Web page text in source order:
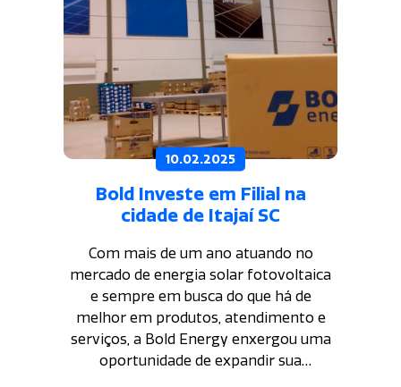
10.02.2025
Bold Investe em Filial na
cidade de Itajaí SC
Com mais de um ano atuando no
mercado de energia solar fotovoltaica
e sempre em busca do que há de
melhor em produtos, atendimento e
serviços, a Bold Energy enxergou uma
oportunidade de expandir sua